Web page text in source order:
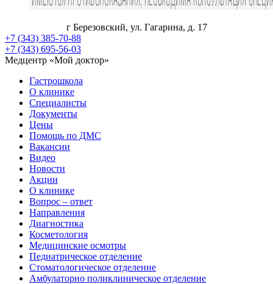
г Березовский, ул. Гагарина, д. 17
+7 (343) 385-70-88
+7 (343) 695-56-03
Медцентр «Мой доктор»
Гастрошкола
О клинике
Специалисты
Документы
Цены
Помощь по ДМС
Вакансии
Видео
Новости
Акции
О клинике
Вопрос – ответ
Направления
Диагностика
Косметология
Медицинские осмотры
Педиатрическое отделение
Стоматологическое отделение
Амбулаторно поликлиническое отделение